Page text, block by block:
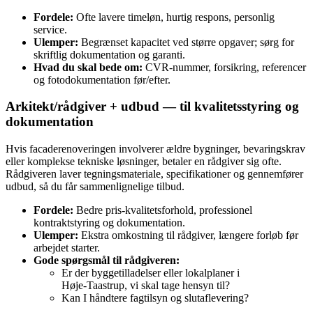
Fordele: Ofte lavere timeløn, hurtig respons, personlig
service.
Ulemper: Begrænset kapacitet ved større opgaver; sørg for
skriftlig dokumentation og garanti.
Hvad du skal bede om: CVR‑nummer, forsikring, referencer
og fotodokumentation før/efter.
Arkitekt/rådgiver + udbud — til kvalitetsstyring og
dokumentation
Hvis facaderenoveringen involverer ældre bygninger, bevaringskrav
eller komplekse tekniske løsninger, betaler en rådgiver sig ofte.
Rådgiveren laver tegningsmateriale, specifikationer og gennemfører
udbud, så du får sammenlignelige tilbud.
Fordele: Bedre pris‑kvalitetsforhold, professionel
kontraktstyring og dokumentation.
Ulemper: Ekstra omkostning til rådgiver, længere forløb før
arbejdet starter.
Gode spørgsmål til rådgiveren:
Er der byggetilladelser eller lokalplaner i
Høje‑Taastrup, vi skal tage hensyn til?
Kan I håndtere fagtilsyn og slutaflevering?